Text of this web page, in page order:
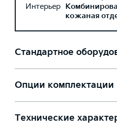
Интерьер
кожаная
Стандартное
Опции комплектации
Технические